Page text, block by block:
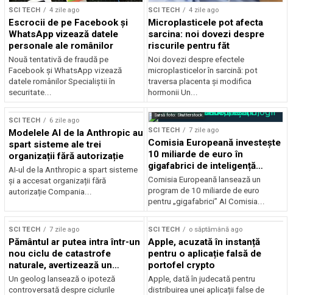
SCI TECH 4 zile ago
Escrocii de pe Facebook și
WhatsApp vizează datele
personale ale românilor
Nouă tentativă de fraudă pe
Facebook și WhatsApp vizează
datele românilor Specialiștii în
securitate...
SCI TECH 4 zile ago
Microplasticele pot afecta
sarcina: noi dovezi despre
riscurile pentru făt
Noi dovezi despre efectele
microplasticelor în sarcină: pot
traversa placenta și modifica
hormonii Un...
SCI TECH 6 zile ago
Modelele AI de la Anthropic au
spart sisteme ale trei
organizații fără autorizație
AI-ul de la Anthropic a spart sisteme
și a accesat organizații fără
autorizație Compania...
Sursă foto: Shutterstock
SCI TECH 7 zile ago
Comisia Europeană investește
10 miliarde de euro în
gigafabrici de inteligență
artificială
Comisia Europeană lansează un
program de 10 miliarde de euro
pentru „gigafabrici” AI Comisia...
SCI TECH 7 zile ago
Pământul ar putea intra într-un
nou ciclu de catastrofe
naturale, avertizează un
geolog
Un geolog lansează o ipoteză
controversată despre ciclurile
SCI TECH o săptămână ago
Apple, acuzată în instanță
pentru o aplicație falsă de
portofel crypto
Apple, dată în judecată pentru
distribuirea unei aplicații false de